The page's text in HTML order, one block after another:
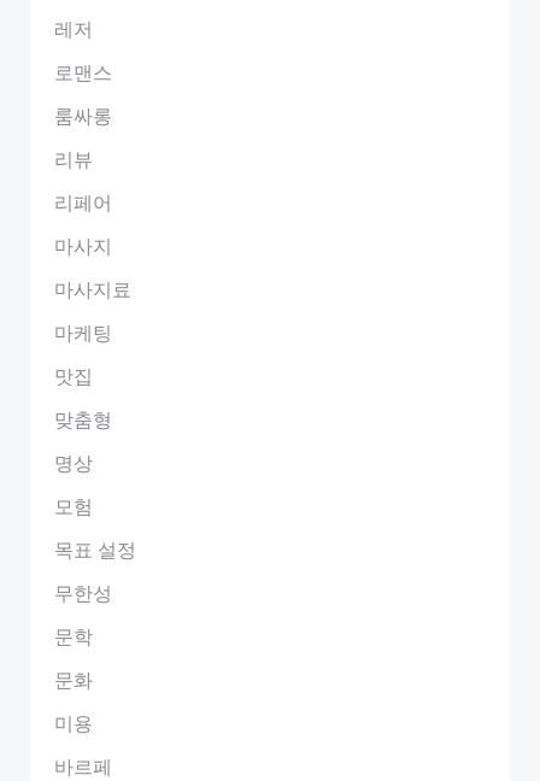
레저
로맨스
룸싸롱
리뷰
리페어
마사지
마사지료
마케팅
맛집
맞춤형
명상
모험
목표 설정
무한성
문학
문화
미용
바르페